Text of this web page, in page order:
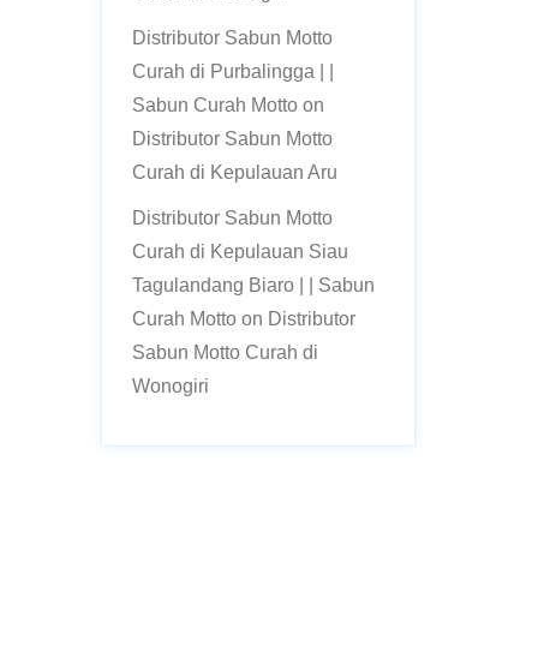
Distributor Sabun Motto
Curah di Purbalingga | |
Sabun Curah Mottoon
Distributor Sabun Motto
Curah di Kepulauan Aru
Distributor Sabun Motto
Curah di Kepulauan Siau
Tagulandang Biaro | | Sabun
Curah Mottoon Distributor
Sabun Motto Curah di
Wonogiri